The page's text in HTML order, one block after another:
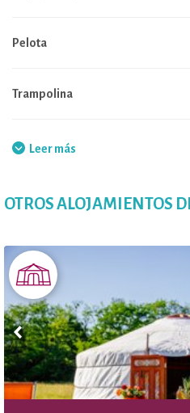
Pelota
Trampolina
Cocina compartida a disposición
Piscina natural
Wifi en las zonas comunes
Juegos de mesa
Alquiler de bicicletas para
Alquiler de bicicletas para niños
Leer más
OTROS ALOJAMIENTOS